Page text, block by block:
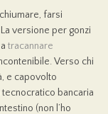
farsi
versione per gonzi
tracannare
Verso chi
e capovolto
tecnocratico bancaria
(non l’ho